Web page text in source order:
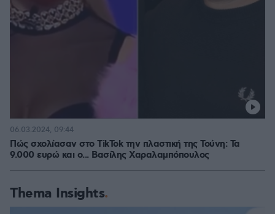
Πώς σχολίασαν στο TikTok την πλαστική της Τούνη: Τα
9.000 ευρώ και ο... Βασίλης Χαραλαμπόπουλος
06.03.2024, 09:44
Thema Insights